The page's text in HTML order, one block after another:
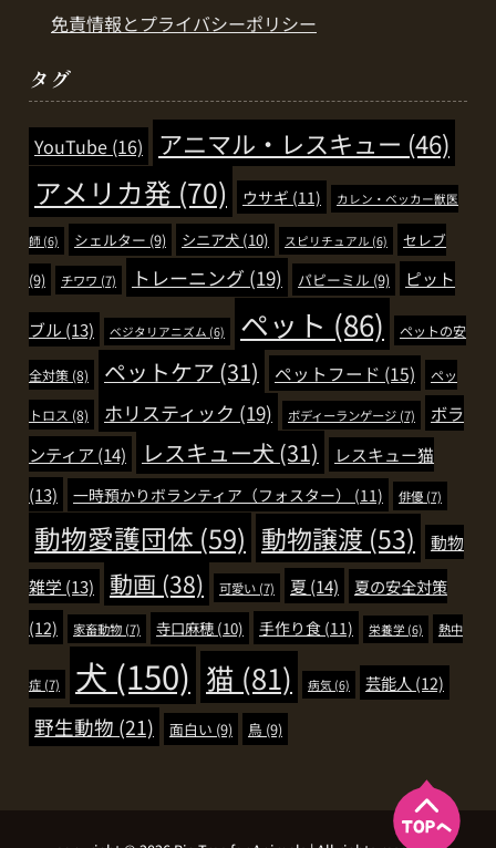
免責情報とプライバシーポリシー
タグ
YouTube (16) アニマル・レスキュー (46)
アメリカ発 (70) ウサギ (11) カレン・ベッカー獣医
師 (6) シェルター (9) シニア犬 (10) スピリチュアル (6)
セレブ
(9)
チワワ (7) トレーニング (19) パピーミル (9) ピット
ブル (13) ベジタリアニズム (6) ペット (86) ペットの安
全対策 (8) ペットケア (31) ペットフード (15) ペッ
トロス (8) ホリスティック (19) ボディーランゲージ (7)
ボラ
ンティア (14) レスキュー犬 (31)
レスキュー猫
(13)
一時預かりボランティア（フォスター） (11) 俳優 (7)
動物愛護団体 (59) 動物譲渡 (53)
動物
雑学 (13) 動画 (38) 可愛い (7) 夏(14)
夏の安全対策
(12)
家畜動物 (7) 寺口麻穂 (10) 手作り食 (11) 栄養学 (6) 熱中
症 (7) 犬 (150) 猫 (81) 病気 (6) 芸能人 (12)
野生動物 (21) 面白い (9) 鳥 (9)